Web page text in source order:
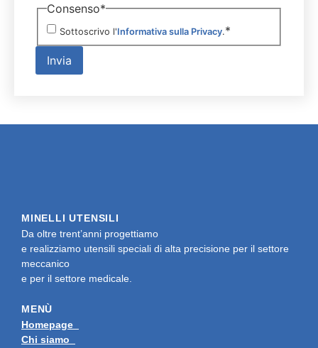
Consenso*
Sottoscrivo l'Informativa sulla Privacy.*
Invia
MINELLI UTENSILI
Da oltre trent’anni progettiamo
e realizziamo utensili speciali di alta precisione per il settore
meccanico
e per il settore medicale.
MENÙ
Homepage
Chi siamo